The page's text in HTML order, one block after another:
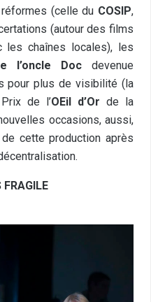
(celle du COSIP,
(autour des films
les chaînes locales), les
l’oncle Doc devenue
pour plus de visibilité (la
de l’OEil d’Or de la
occasions, aussi,
cette production après
FRAGILE